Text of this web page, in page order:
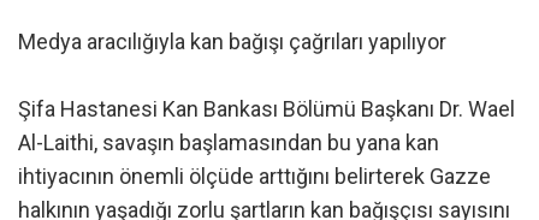
Medya aracılığıyla kan bağışı çağrıları yapılıyor
Şifa Hastanesi Kan Bankası Bölümü Başkanı Dr. Wael
Al-Laithi, savaşın başlamasından bu yana kan
ihtiyacının önemli ölçüde arttığını belirterek Gazze
halkının yaşadığı zorlu şartların kan bağışçısı sayısını